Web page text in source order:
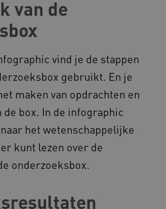
van de
vind je de stappen
gebruikt. En je
maken van opdrachten en
box. In de infographic
het wetenschappelijke
kunt lezen over de
onderzoeksbox.
cookies
Analytische cookies
Marketing cookies
werkt. Deze cookies
en maken geen inbreuk
Provider/ Domein
.youtube.com
.youtube.com
.kennispleingehandicaptensector.nl